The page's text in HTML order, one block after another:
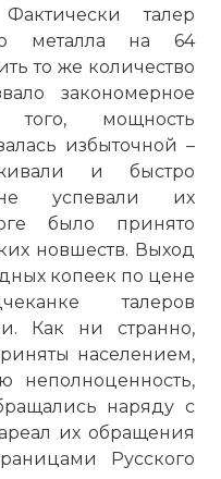
талер
металла на 64
то же количество
закономерное
того, мощность
избыточной –
и быстро
успевали их
было принято
новшеств. Выход
копеек по цене
талеров
Как ни странно,
населением,
неполноценность,
наряду с
их обращения
Русского